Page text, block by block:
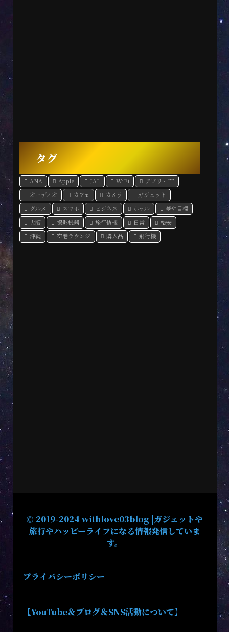
タグ
ANA Apple JAL WiFi
アプリ・IT
オーディオ
カフェ カメラ
ガジェット
グルメ
スマホ ビジネス ホテル
夢や目標
大阪
撮影機器 旅行情報 日常
格安
沖縄
空港ラウンジ 購入品 飛行機
© 2019-2024 withlove03blog |ガジェットや
旅行やハッピーライフになる情報発信していま
す。
プライバシーポリシー
【YouTube＆ブログ＆SNS活動について】